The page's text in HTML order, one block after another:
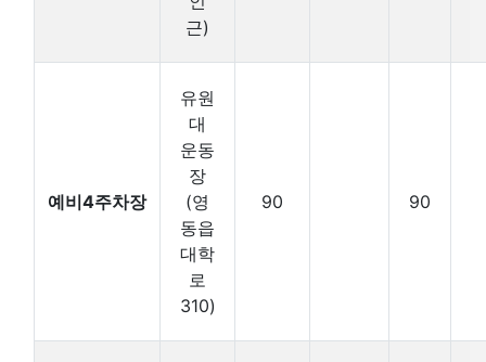
근)
예비4주차장
유원
대
운동
장
(영
동읍
대학
로
310)
90 90